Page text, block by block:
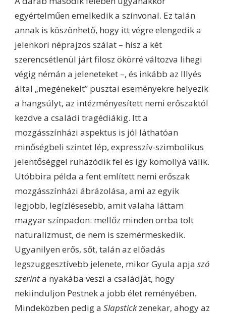
egyértelműen emelkedik a színvonal. Ez talán
annak is köszönhető, hogy itt végre elengedik a
jelenkori néprajzos szálat – hisz a két
szerencsétlenül járt filosz ökörré változva lihegi
végig némán a jeleneteket –, és inkább az Illyés
által „megénekelt” pusztai eseményekre helyezik
a hangsúlyt, az intézményesített nemi erőszaktól
kezdve a családi tragédiákig. Itt a
mozgásszínházi aspektus is jól láthatóan
minőségbeli szintet lép, expresszív-szimbolikus
jelentőséggel ruházódik fel és így komollyá válik.
Utóbbira példa a fent említett nemi erőszak
mozgásszínházi ábrázolása, ami az egyik
legjobb, legízlésesebb, amit valaha láttam
magyar színpadon: mellőz minden orrba tolt
naturalizmust, de nem is szemérmeskedik.
Ugyanilyen erős, sőt, talán az előadás
legszuggesztívebb jelenete, mikor Gyula apja szó
szerinta nyakába veszi a családját, hogy
nekiinduljon Pestnek a jobb élet reményében.
Mindeközben pedig a Slapstickzenekar, ahogy az